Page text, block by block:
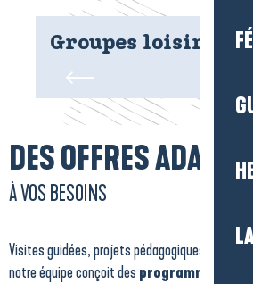
Groupes loisirs
DES OFFRES
À VOS BESOINS
Visites guidées, projets pédagogiques,
notre équipe conçoit des programmes sur